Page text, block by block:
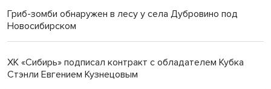
Гриб-зомби обнаружен в лесу у села Дубровино под
Новосибирском
ХК «Сибирь» подписал контракт с обладателем Кубка
Стэнли Евгением Кузнецовым